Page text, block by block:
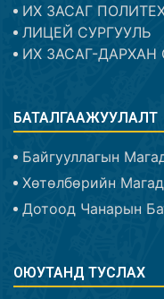
ИХ ЗАСАГ
ЛИЦЕЙ СУРГУУЛЬ
ИХ ЗАСАГ-ДАРХАН
БАТАЛГААЖУУЛАЛТ
Байгууллагын
Хөтөлбөрийн
Дотоод Чанарын
ОЮУТАНД ТУСЛАХ